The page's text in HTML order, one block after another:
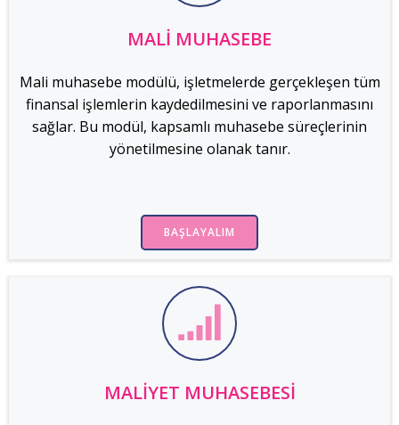
MALI MUHASEBE
Mali muhasebe modülü, işletmelerde gerçekleşen tüm
finansal işlemlerin kaydedilmesini ve raporlanmasını
sağlar. Bu modül, kapsamlı muhasebe süreçlerinin
yönetilmesine olanak tanır.
BAŞLAYALIM
MALIYET MUHASEBESI